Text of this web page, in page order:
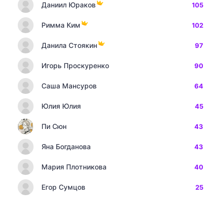
Даниил Юраков 105
Римма Ким 102
Данила Стоякин 97
Игорь Проскуренко 90
Саша Мансуров 64
Юлия Юлия 45
Пи Сюн 43
Яна Богданова 43
Мария Плотникова 40
Егор Сумцов 25